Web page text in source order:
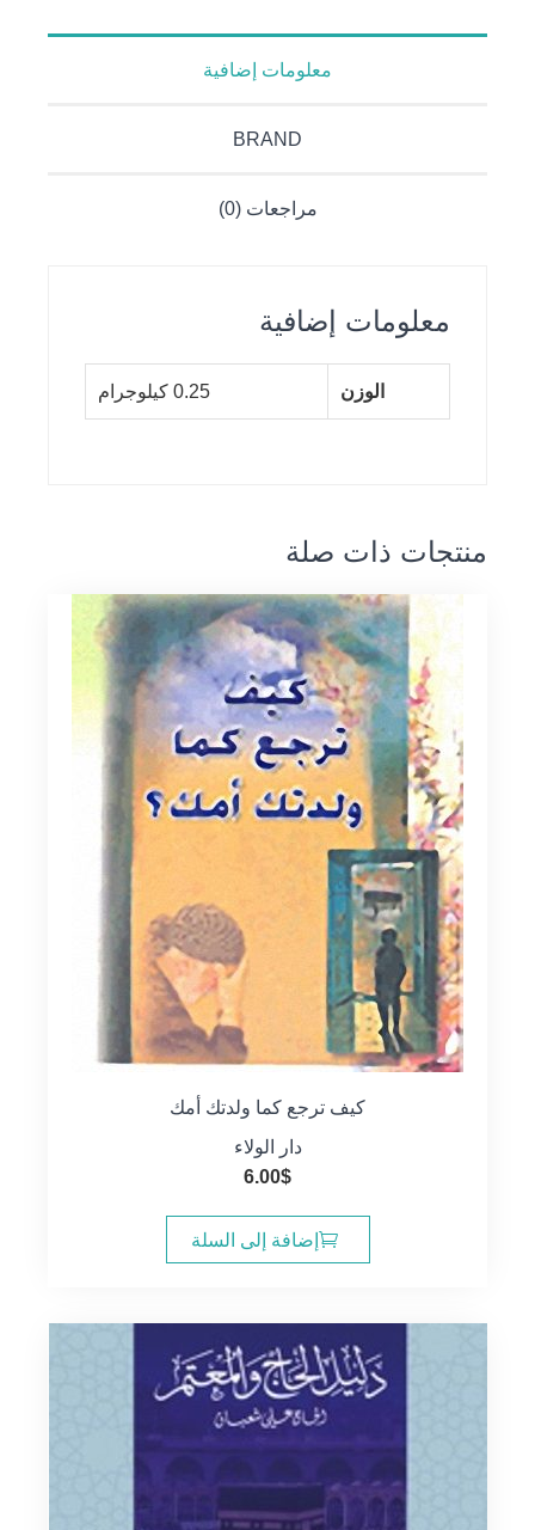
معلومات إضافية
BRAND
مراجعات (0)
معلومات إضافية
الوزن 0.25 كيلوجرام
منتجات ذات صلة
كيف ترجع كما ولدتك أمك
دار الولاء
6.00$
إضافة إلى السلة